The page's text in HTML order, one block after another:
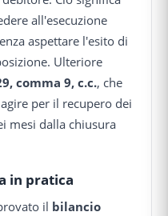
all'esecuzione
aspettare l'esito di
Ulteriore
comma 9, c.c., che
per il recupero dei
mesi dalla chiusura
in pratica
il bilancio